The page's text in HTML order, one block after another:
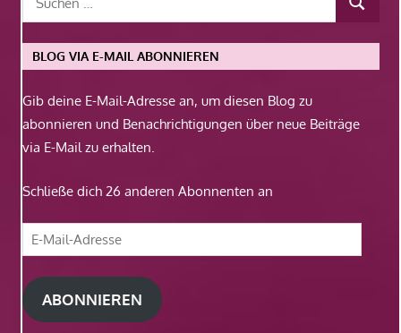
BLOG VIA E-MAIL ABONNIEREN
Gib deine E-Mail-Adresse an, um diesen Blog zu
abonnieren und Benachrichtigungen über neue Beiträge
via E-Mail zu erhalten.
Schließe dich 26 anderen Abonnenten an
E-
Mail-
Adresse
ABONNIEREN